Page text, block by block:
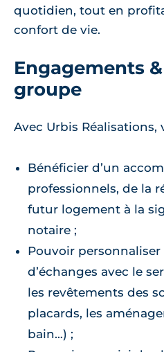
quotidien, tout en
confort de vie.
Engagements
groupe
Avec Urbis Réalisations,
Bénéficier d’un
professionnels, de la
futur logement à la
notaire ;
Pouvoir
d’échanges avec le
les revêtements des
placards, les
bain…) ;